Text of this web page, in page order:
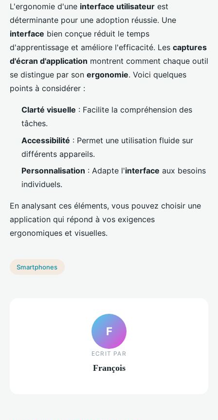
L'ergonomie d'une interface utilisateur est
déterminante pour une adoption réussie. Une
interface bien conçue réduit le temps
d'apprentissage et améliore l'efficacité. Les captures
d'écran d'application montrent comment chaque outil
se distingue par son ergonomie. Voici quelques
points à considérer :
Clarté visuelle : Facilite la compréhension des
tâches.
Accessibilité : Permet une utilisation fluide sur
différents appareils.
Personnalisation : Adapte l'interface aux besoins
individuels.
En analysant ces éléments, vous pouvez choisir une
application qui répond à vos exigences
ergonomiques et visuelles.
Smartphones
F
ECRIT PAR
François